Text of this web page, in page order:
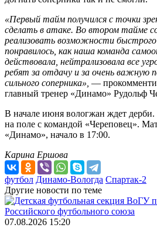
«Первый тайм получился с точки
сделать в атаке. Во втором тайме
реализовать возможности
понравилось, как наша команда
действовала, нейтрализовала все
ребят за отдачу и за очень важную
сильного соперника», —
главный тренер «Динамо» Рудольф
В начале июня вологжан ждет
на поле с командой «Череповец».
«Динамо», начало в 17:00.
Карина Ершова
футбол Динамо-Вологда Спартак-2
Другие новости по теме
07.08.2026 15:20